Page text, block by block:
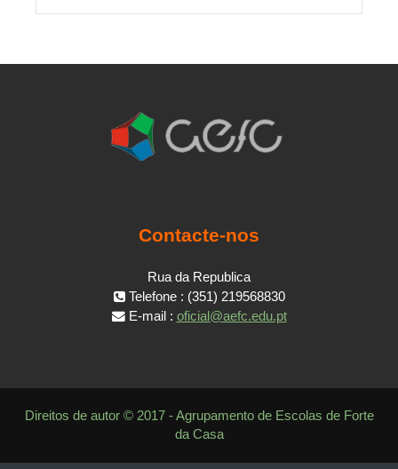
Contacte-nos
Rua da Republica
Telefone : (351) 219568830
E-mail : oficial@aefc.edu.pt
Direitos de autor © 2017 - Agrupamento de Escolas de Forte
da Casa